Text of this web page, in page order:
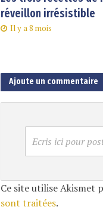
réveillon irrésistible
Il y a 8 mois
Ajoute un commentaire
Ecris ici pour
Ce site utilise Akismet
sont traitées.